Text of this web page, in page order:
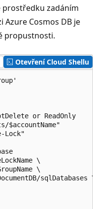
prostředku zadáním
Azure Cosmos DB je
propustnosti.
Otevření Cloud Shellu
or ReadOnly
$accountName"
Lock"
\
\
sqlDatabases